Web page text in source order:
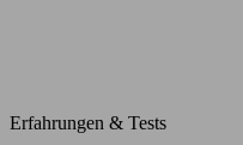
Erfahrungen & Tests